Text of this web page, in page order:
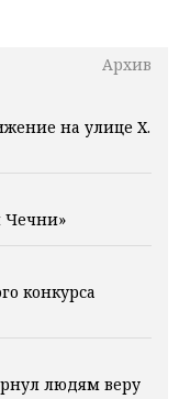
Архив
на улице Х.
Чечни»
конкурса
людям веру